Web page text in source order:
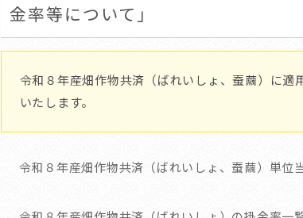
金率等について」
令和８年産畑作物共済（ばれいしょ、蚕繭）に
いたします。
令和８年産畑作物共済（ばれいしょ、蚕繭）単位